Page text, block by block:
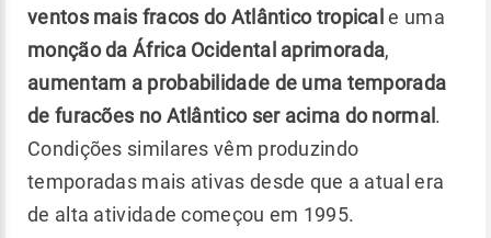
ventos mais fracos do Atlântico tropicale uma
monção da África Ocidental aprimorada,
aumentam a probabilidade de uma temporada
de furacões no Atlântico ser acima do normal.
Condições similares vêm produzindo
temporadas mais ativas desde que a atual era
de alta atividade começou em 1995.